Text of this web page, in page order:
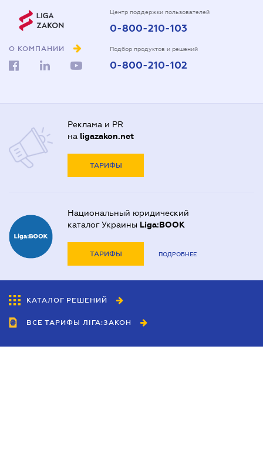
О КОМПАНИИ
Центр поддержки пользователей
0-800-210-103
Подбор продуктов и решений
0-800-210-102
Реклама и PR
на ligazakon.net
ТАРИФЫ
Национальный юридический
каталог Украины Liga:BOOK
ТАРИФЫ ПОДРОБНЕЕ
КАТАЛОГ РЕШЕНИЙ
ВСЕ ТАРИФЫ ЛІГА:ЗАКОН